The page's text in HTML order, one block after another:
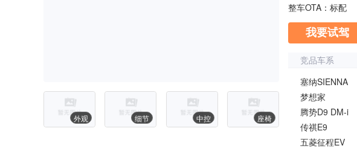
外观 细节 中控 座椅
整车OTA： 标配
我要试驾
竞品车系
塞纳SIENNA
梦想家
腾势D9 DM-i
传祺E9
五菱征程EV